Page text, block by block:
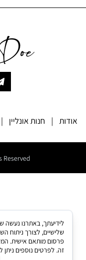
אודות | חנות אונליין |
Reserved
שלישיים, לצורך ניתוח
פרסום מותאם אישית.
זה. לפרטים נוספים ניתן